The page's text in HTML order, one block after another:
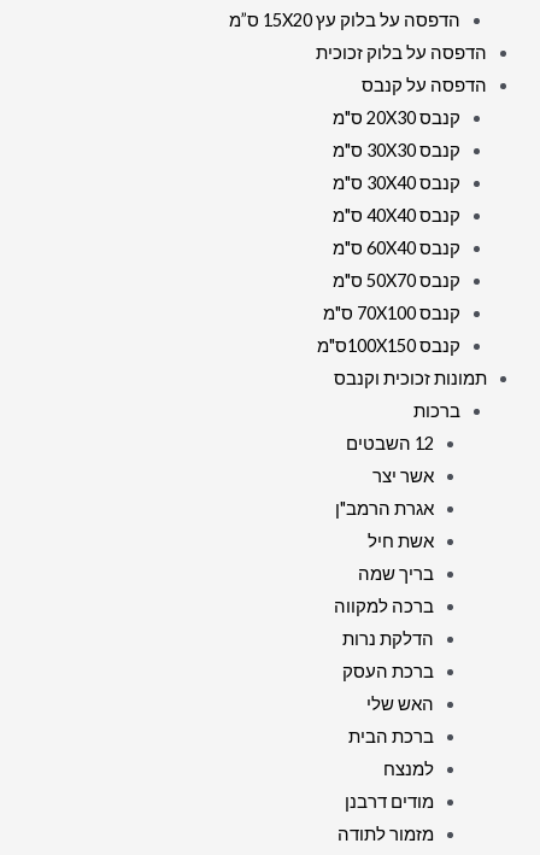
הדפסה על בלוק עץ 15X20 ס”מ
הדפסה על בלוק זכוכית
הדפסה על קנבס
קנבס 20X30 ס"מ
קנבס 30X30 ס"מ
קנבס 30X40 ס"מ
קנבס 40X40 ס"מ
קנבס 60X40 ס"מ
קנבס 50X70 ס"מ
קנבס 70X100 ס"מ
קנבס 100X150ס"מ
תמונות זכוכית וקנבס
ברכות
12 השבטים
אשר יצר
אגרת הרמב"ן
אשת חיל
בריך שמה
ברכה למקווה
הדלקת נרות
ברכת העסק
האש שלי
ברכת הבית
למנצח
מודים דרבנן
מזמור לתודה